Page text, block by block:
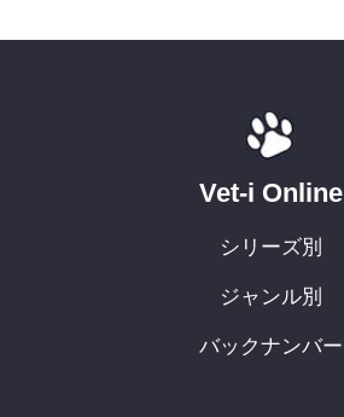
Vet-i Online
シリーズ別
ジャンル別
バックナンバー